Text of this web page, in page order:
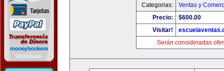
Categorias:
Ventas y
Precio:
$600.00
Visitar!
Serán consideradas